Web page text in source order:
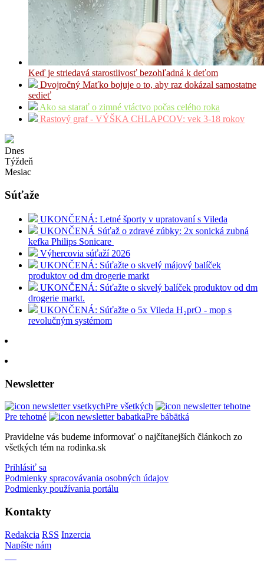
Keď je striedavá starostlivosť bezohľadná k deťom
Dvojročný Maťko bojuje o to, aby raz dokázal samostatne
sedieť
Ako sa starať o zimné vtáctvo počas celého roka
Rastový graf - VÝŠKA CHLAPCOV: vek 3-18 rokov
Dnes
Týždeň
Mesiac
Súťaže
UKONČENÁ: Letné športy v upratovaní s Vileda
UKONČENÁ Súťaž o zdravé zúbky: 2x sonická zubná
kefka Philips Sonicare
Výhercovia súťaží 2026
UKONČENÁ: Súťažte o skvelý májový balíček
produktov od dm drogerie markt
UKONČENÁ: Súťažte o skvelý balíček produktov od dm
drogerie markt.
UKONČENÁ: Súťažte o 5x Vileda H₂prO - mop s
revolučným systémom
Newsletter
Pre všetkých
Pre tehotné
Pre bábätká
Pravidelne vás budeme informovať o najčítanejších článkoch zo
všetkých tém na rodinka.sk
Prihlásiť sa
Podmienky spracovávania osobných údajov
Podmienky používania portálu
Kontakty
Redakcia RSS Inzercia
Napíšte nám